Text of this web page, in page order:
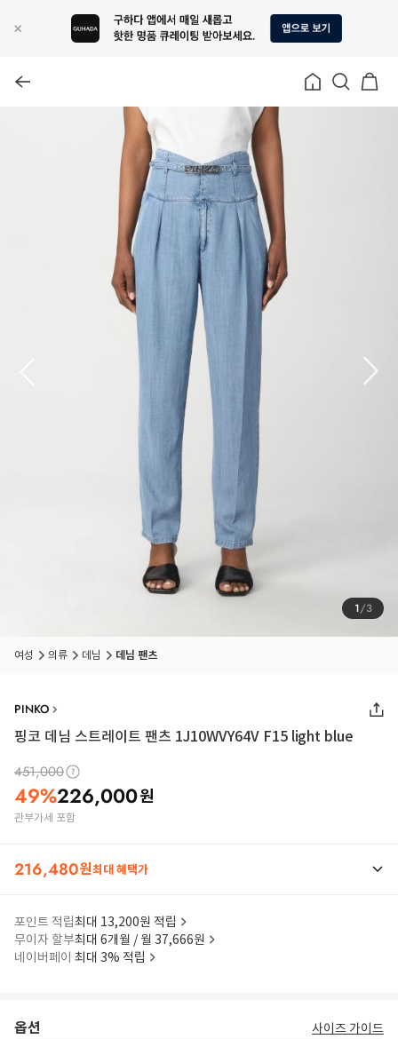
1/3
여성 의류 데님 데님 팬츠
PINKO
핑코 데님 스트레이트 팬츠 1J10WVY64V F15 light blue
451,000
49%226,000원
관부가세 포함
216,480원최대 혜택가
포인트 적립최대 13,200원 적립
무이자 할부최대 6개월 / 월 37,666원
네이버페이 최대 3% 적립
옵션 사이즈 가이드